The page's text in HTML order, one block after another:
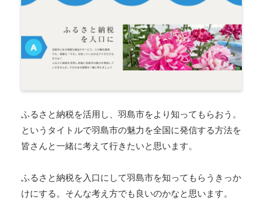
ふるさと納税を活用し、羽島市をより知ってもらおう。
というタイトルで羽島市の魅力を全国に発信する方法を
皆さんと一緒に考えて行きたいと思います。
ふるさと納税を入口にして羽島市を知ってもらうきっか
けにする。そんな考え方でも良いのかなと思います。